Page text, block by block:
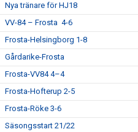
Nya tränare för HJ18
VV-84 – Frosta 4-6
Frosta-Helsingborg 1-8
Gårdarike-Frosta
Frosta-VV84 4–4
Frosta-Hofterup 2-5
Frosta-Röke 3-6
Säsongsstart 21/22